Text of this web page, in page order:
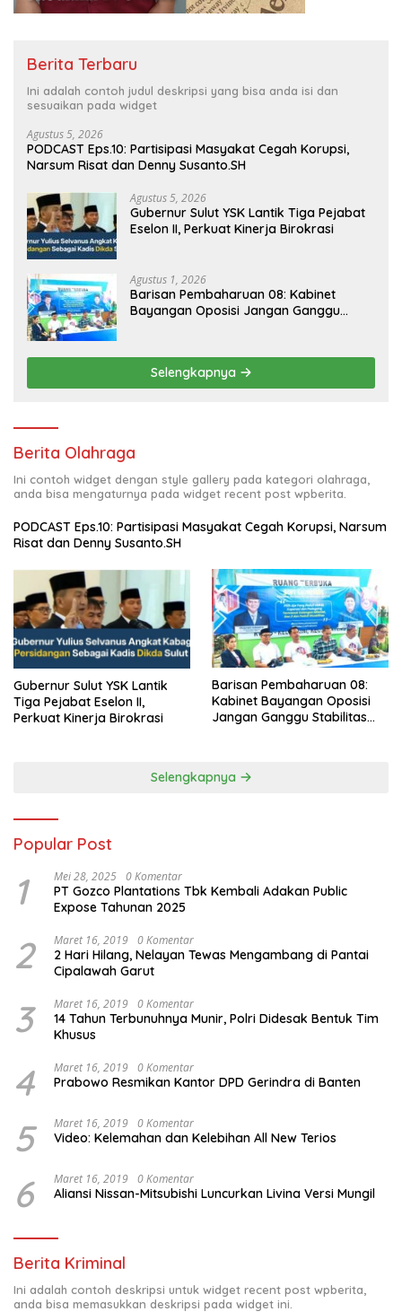
Berita Terbaru
Ini adalah contoh judul deskripsi yang bisa anda isi dan
sesuaikan pada widget
Agustus 5, 2026
PODCAST Eps.10: Partisipasi Masyakat Cegah Korupsi,
Narsum Risat dan Denny Susanto.SH
Agustus 5, 2026
Gubernur Sulut YSK Lantik Tiga Pejabat
Eselon II, Perkuat Kinerja Birokrasi
Agustus 1, 2026
Barisan Pembaharuan 08: Kabinet
Bayangan Oposisi Jangan Ganggu
Selengkapnya
Berita Olahraga
Ini contoh widget dengan style gallery pada kategori olahraga,
anda bisa mengaturnya pada widget recent post wpberita.
PODCAST Eps.10: Partisipasi Masyakat Cegah Korupsi, Narsum
Risat dan Denny Susanto.SH
Gubernur Sulut YSK Lantik
Tiga Pejabat Eselon II,
Perkuat Kinerja Birokrasi
Barisan Pembaharuan 08:
Kabinet Bayangan Oposisi
Jangan Ganggu Stabilitas
Selengkapnya
Popular Post
1 Mei 28, 2025 0 Komentar
PT Gozco Plantations Tbk Kembali Adakan Public
Expose Tahunan 2025
2 Maret 16, 2019 0 Komentar
2 Hari Hilang, Nelayan Tewas Mengambang di Pantai
Cipalawah Garut
3 Maret 16, 2019 0 Komentar
14 Tahun Terbunuhnya Munir, Polri Didesak Bentuk Tim
Khusus
4 Maret 16, 2019 0 Komentar
Prabowo Resmikan Kantor DPD Gerindra di Banten
5 Maret 16, 2019 0 Komentar
Video: Kelemahan dan Kelebihan All New Terios
6 Maret 16, 2019 0 Komentar
Aliansi Nissan-Mitsubishi Luncurkan Livina Versi Mungil
Berita Kriminal
Ini adalah contoh deskripsi untuk widget recent post wpberita,
anda bisa memasukkan deskripsi pada widget ini.